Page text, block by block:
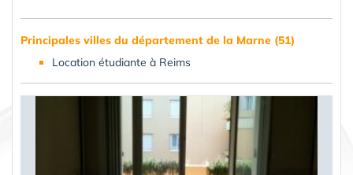
Principales villes du département de la Marne (51)
Location étudiante à Reims